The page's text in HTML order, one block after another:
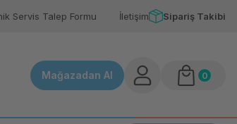
Servis Talep Formu İletişim Sipariş Takibi
Mağazadan Al 0